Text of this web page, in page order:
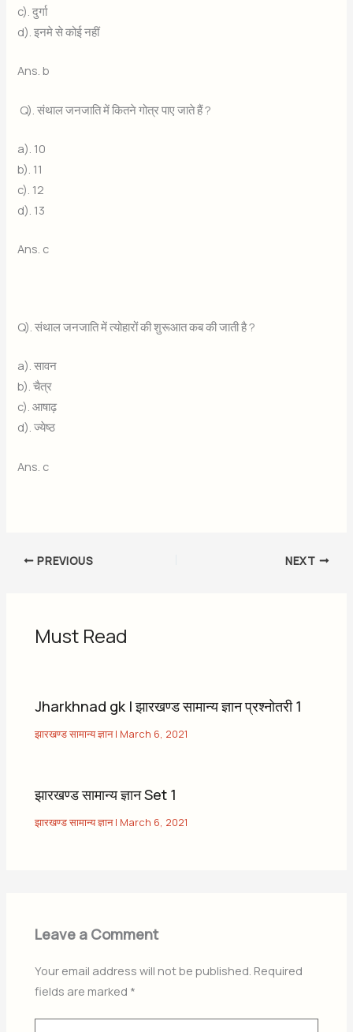
c). दुर्गा
d). इनमे से कोई नहीं
Ans. b
Q). संथाल जनजाति में कितने गोत्र पाए जाते हैं ?
a). 10
b). 11
c). 12
d). 13
Ans. c
Q). संथाल जनजाति में त्योहारों की शुरूआत कब की जाती है ?
a). सावन
b). चैत्र
c). आषाढ़
d). ज्येष्ठ
Ans. c
PREVIOUS NEXT
Must Read
Jharkhnad gk | झारखण्ड सामान्य ज्ञान प्रश्नोतरी 1
झारखण्ड सामान्य ज्ञान| March 6, 2021
झारखण्ड सामान्य ज्ञान Set 1
झारखण्ड सामान्य ज्ञान| March 6, 2021
Leave a Comment
Your email address will not be published. Required
fields are marked *